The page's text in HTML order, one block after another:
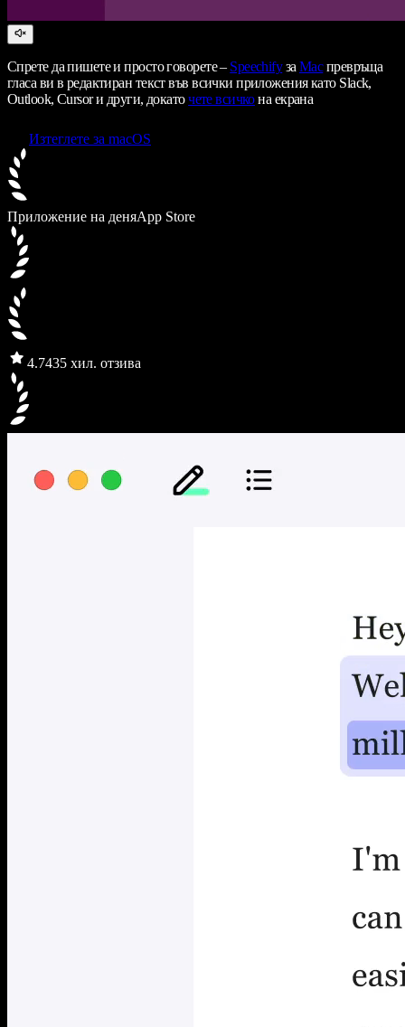
Спрете да пишете и просто говорете – SpeechifyзаMacпревръща
гласа ви в редактиран текст във всички приложения като Slack,
Outlook, Cursor и други, докаточете всичкона екрана
Изтеглете за macOS
Приложение на деняApp Store
4.7435 хил. отзива